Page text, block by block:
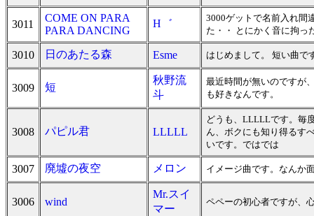
3011
COME ON PARA
PARA DANCING
H゛
3000ゲットで名前入れ間
た・・ とにかく音に拘っ
3010 日のあたる森 Esme はじめまして。 短い曲で
3009 短
秋野流
斗
最近時間が無いのですが
も好きなんです。
3008 パピル君 LLLLL
どうも、LLLLLです。毎
ん、ボクにも知り得るす
いです。ではでは
3007 廃墟の夜空 メロン イメージ曲です。なんか
3006 wind
Mr.スイ
マー
ペペーの初心者ですが、